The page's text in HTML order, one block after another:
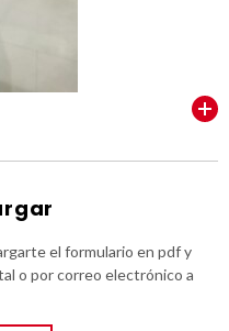
el formulario en pdf y
o por correo electrónico a